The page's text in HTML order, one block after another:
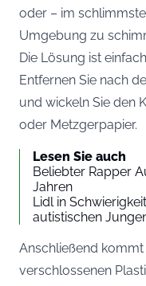
oder – im
Umgebung zu
Die Lösung ist
Entfernen Sie nach
und wickeln Sie den
oder Metzgerpapier.
Lesen Sie auch
Beliebter Rapper
Jahren
Lidl in
autistischen
Anschließend
verschlossenen